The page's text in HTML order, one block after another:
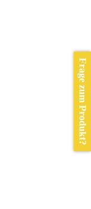
Frage zum Produkt?